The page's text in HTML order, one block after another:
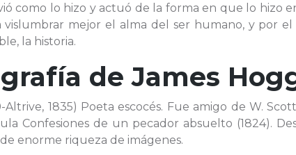
como lo hizo y actuó de la forma en que lo hizo
mejor el alma del ser humano, y por
la historia.
deJames
Altrive, 1835) Poeta escocés. Fue amigo de W.
Confesiones de un pecador absuelto (1824).
enorme riqueza de imágenes.